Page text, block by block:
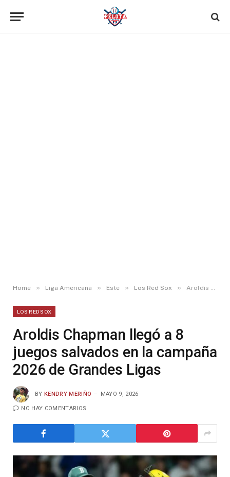
Home » Liga Americana » Este » Los Red Sox » Aroldis Chapman llegó a 8 juegos salvados en la campaña 2026 de Grandes Ligas
LOS RED SOX
Aroldis Chapman llegó a 8
juegos salvados en la campaña
2026 de Grandes Ligas
BY KENDRY MERIÑO MAYO 9, 2026
NO HAY COMENTARIOS